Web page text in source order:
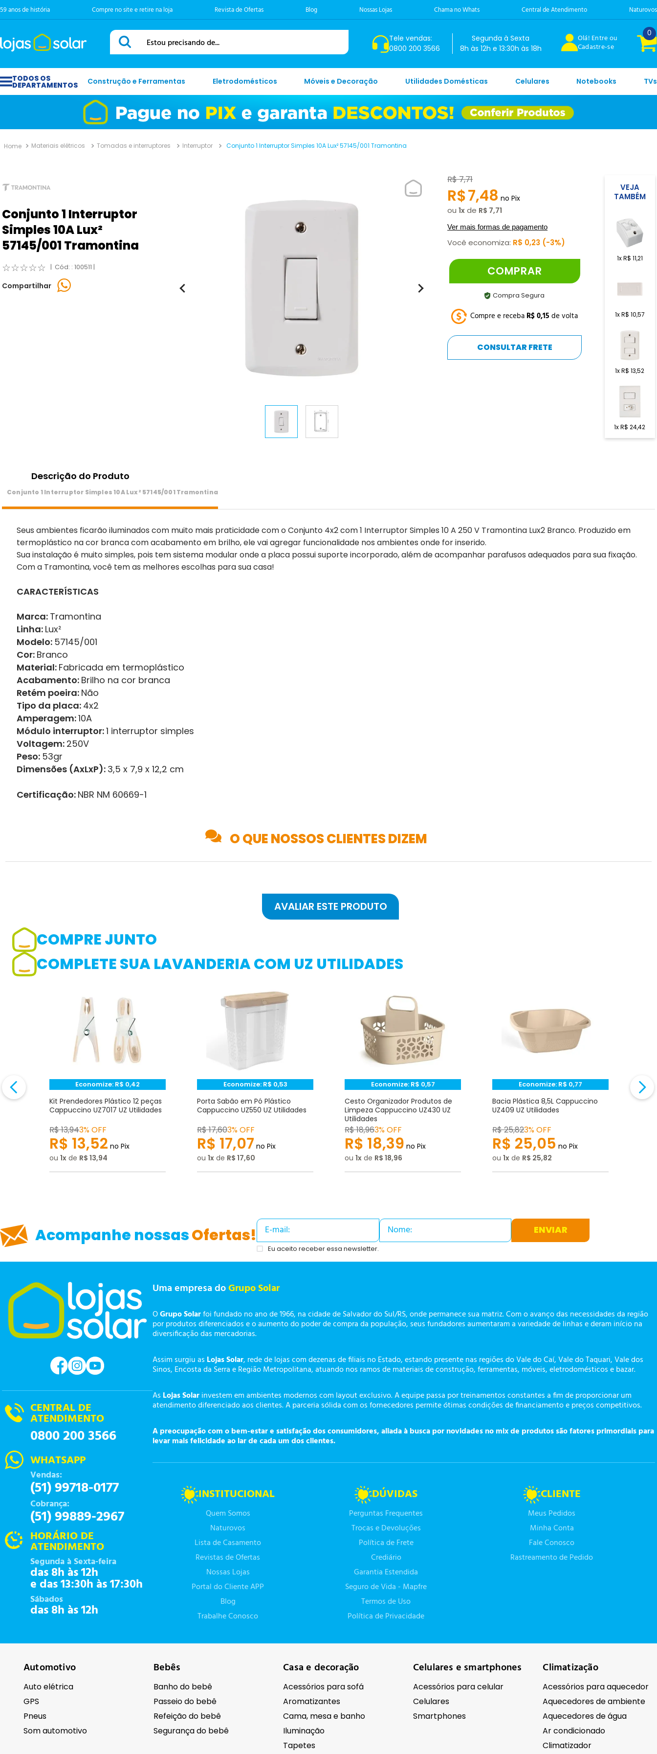
59 anos de história Compre no site e retire na loja Revista de Ofertas Blog Nossas Lojas Chama no Whats Central de Atendimento Naturovos
Estou precisando de...
Tele vendas:
0800 200 3566
Segunda à Sexta
8h às 12h e 13:30h às 18h
Olá! Entre ou
Cadastre-se
0
Construção e Ferramentas Eletrodomésticos Móveis e Decoração Utilidades Domésticas Celulares Notebooks TVs
Materiais elétricos Tomadas e interruptores Interruptor Conjunto 1 Interruptor Simples 10A Lux² 57145/001 Tramontina
Conjunto 1 Interruptor
Simples 10A Lux²
57145/001 Tramontina
☆☆☆☆☆ : 100511
Compartilhar
R$7,71
R$7,48 no Pix
ou1 de R$ 7,71
Ver mais formas de pagamento
Você economiza: R$ 0,23 3%
COMPRAR
Compra Segura
Compre e receba R$0,15 de volta
CONSULTAR FRETE
VEJA
TAMBÉM
1xR$ 11,21
1xR$ 10,57
1xR$ 13,52
1xR$ 24,42
Descrição do Produto
Conjunto 1 Interruptor Simples 10A Lux² 57145/001 Tramontina
Seus ambientes ficarão iluminados com muito mais praticidade com o Conjunto 4x2 com 1 Interruptor Simples 10 A 250 V Tramontina Lux2 Branco. Produzido em
termoplástico na cor branca com acabamento em brilho, ele vai agregar funcionalidade nos ambientes onde for inserido.
Sua instalação é muito simples, pois tem sistema modular onde a placa possui suporte incorporado, além de acompanhar parafusos adequados para sua fixação.
Com a Tramontina, você tem as melhores escolhas para sua casa!
CARACTERÍSTICAS
Marca: Tramontina
Linha: Lux²
Modelo: 57145/001
Cor: Branco
Material: Fabricada em termoplástico
Acabamento: Brilho na cor branca
Retém poeira: Não
Tipo da placa: 4x2
Amperagem:10A
Módulo interruptor:1 interruptor simples
Voltagem: 250V
Peso: 53gr
Dimensões (AxLxP): 3,5 x 7,9 x 12,2 cm
Certificação: NBR NM 60669-1
O QUE NOSSOS CLIENTES DIZEM
Adicionar avaliação
Avaliação
Avalie o produto de 1 até 5 estrelas
☆
Endereço de e-mail
Escrever avaliação
COMPRE JUNTO
COMPLETE SUA LAVANDERIA COM UZ UTILIDADES
Economize: R$ 0,42
Kit Prendedores Plástico 12 peças
Cappuccino UZ7017 UZ Utilidades
R$13,943% OFF
R$ 13,52 no Pix
ou 1 de R$ 13,94
Economize: R$ 0,53
Porta Sabão em Pó Plástico
Cappuccino UZ550 UZ Utilidades
R$17,603% OFF
R$ 17,07 no Pix
ou 1 de R$ 17,60
Economize: R$ 0,57
Cesto Organizador Produtos de
Limpeza Cappuccino UZ430 UZ
Utilidades
R$18,963% OFF
R$ 18,39 no Pix
ou 1 de R$ 18,96
Economize: R$ 0,77
Bacia Plástica 8,5L Cappuccino
UZ409 UZ Utilidades
R$25,823% OFF
R$ 25,05 no Pix
ou 1 de R$ 25,82
Acompanhe nossasOfertas! ENVIAR
Eu aceito receber essa newsletter.
CENTRAL DE
ATENDIMENTO
0800 200 3566
WHATSAPP
Vendas:
(51) 99718-0177
Cobrança:
(51) 99889-2967
HORÁRIO DE
ATENDIMENTO
Segunda à Sexta-feira
das 8h às 12h
e das 13:30h às 17:30h
Sábados
das 8h às 12h
Uma empresa doGrupo Solar
OGrupo Solarfoi fundado no ano de 1966, na cidade de Salvador do Sul/RS, onde permanece sua matriz. Com o avanço das necessidades da região
por produtos diferenciados e o aumento do poder de compra da população, seus fundadores aumentaram a variedade de linhas e deram início na
diversificação das mercadorias.
Assim surgiu as Lojas Solar, rede de lojas com dezenas de filiais no Estado, estando presente nas regiões do Vale do Caí, Vale do Taquari, Vale dos
Sinos, Encosta da Serra e Região Metropolitana, atuando nos ramos de materiais de construção, ferramentas, móveis, eletrodomésticos e bazar.
As Lojas Solarinvestem em ambientes modernos com layout exclusivo. A equipe passa por treinamentos constantes a fim de proporcionar um
atendimento diferenciado aos clientes. A parceria sólida com os fornecedores permite ótimas condições de financiamento e preços competitivos.
A preocupação com o bem-estar e satisfação dos consumidores, aliada à busca por novidades no mix de produtos são fatores primordiais para
levar mais felicidade ao lar de cada um dos clientes.
INSTITUCIONAL
Quem Somos
Naturovos
Lista de Casamento
Revistas de Ofertas
Nossas Lojas
Portal do Cliente APP
Blog
Trabalhe Conosco
DÚVIDAS
Perguntas Frequentes
Trocas e Devoluções
Política de Frete
Crediário
Garantia Estendida
Seguro de Vida - Mapfre
Termos de Uso
Política de Privacidade
CLIENTE
Meus Pedidos
Minha Conta
Fale Conosco
Rastreamento de Pedido
Automotivo
Auto elétrica
GPS
Pneus
Som automotivo
Bebês
Banho do bebê
Passeio do bebê
Refeição do bebê
Segurança do bebê
Casa e decoração
Acessórios para sofá
Aromatizantes
Cama, mesa e banho
Iluminação
Tapetes
Celulares e smartphones
Acessórios para celular
Celulares
Smartphones
Climatização
Acessórios para aquecedor
Aquecedores de ambiente
Aquecedores de água
Ar condicionado
Climatizador